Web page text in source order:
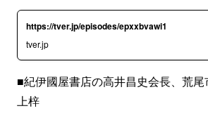
https://tver.jp/episodes/epxxbvawi1
tver.jp
■紀伊國屋書店の高井昌史会長、荒
上梓